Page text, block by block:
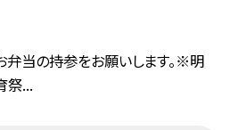
弁当の持参をお願いします。※明
祭...